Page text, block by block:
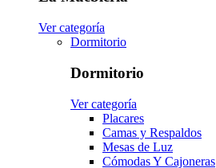
Ver categoría
Dormitorio
Dormitorio
Ver categoría
Placares
Camas y Respaldos
Mesas de Luz
Cómodas Y Cajoneras